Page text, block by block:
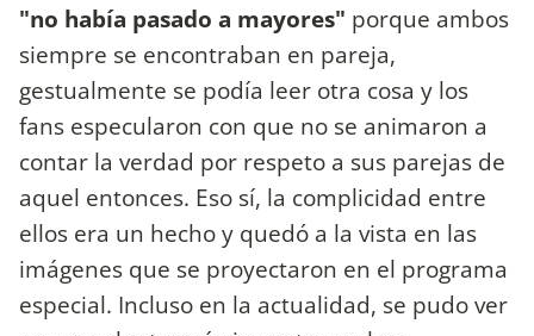
"no había pasado a mayores" porque ambos
siempre se encontraban en pareja,
gestualmente se podía leer otra cosa y los
fans especularon con que no se animaron a
contar la verdad por respeto a sus parejas de
aquel entonces. Eso sí, la complicidad entre
ellos era un hecho y quedó a la vista en las
imágenes que se proyectaron en el programa
especial. Incluso en la actualidad, se pudo ver